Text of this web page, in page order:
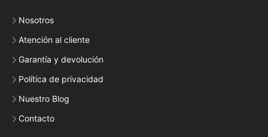
Nosotros
Atención al cliente
Garantía y devolución
Política de privacidad
Nuestro Blog
Contacto